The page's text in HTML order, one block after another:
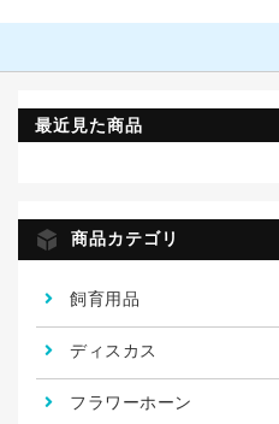
最近見た商品
商品カテゴリ
飼育用品
ディスカス
フラワーホーン